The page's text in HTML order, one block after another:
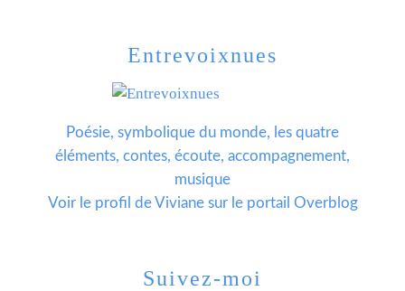
Entrevoixnues
Poésie, symbolique du monde, les quatre
éléments, contes, écoute, accompagnement,
musique
Voir le profil deVivianesur le portail Overblog
Suivez-moi